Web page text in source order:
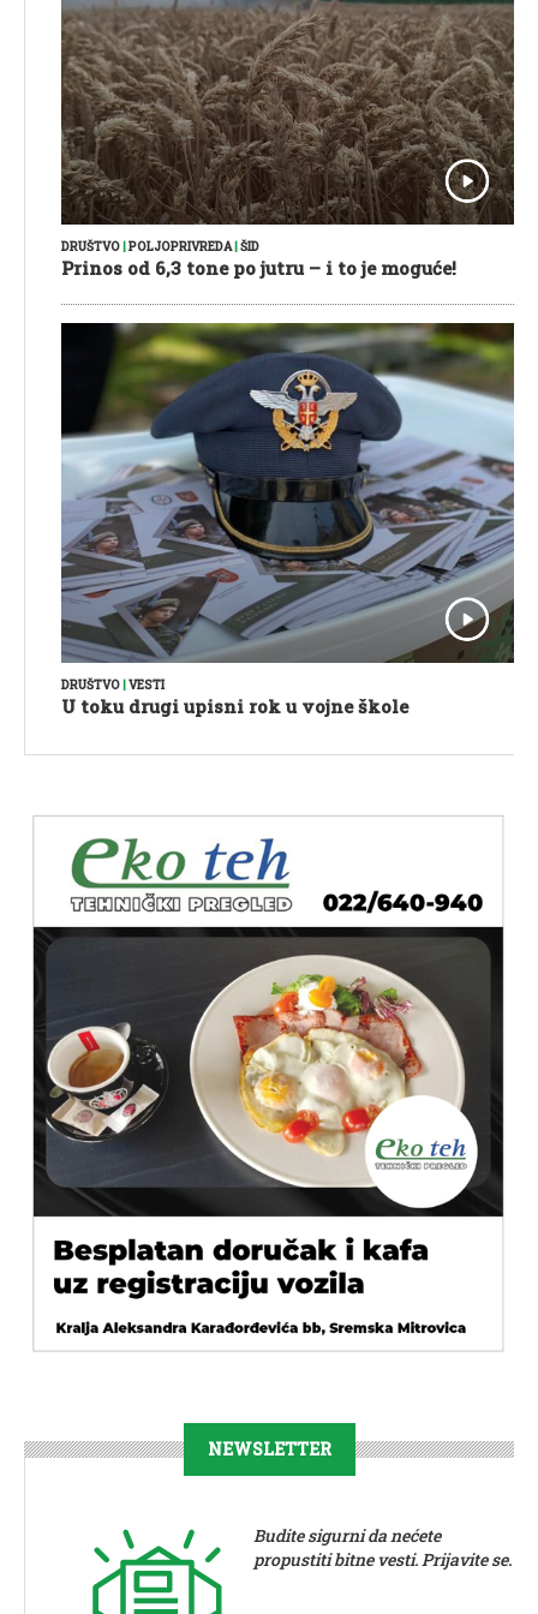
DRUŠTVO POLJOPRIVREDA| ŠID
Prinos od 6,3 tone po jutru – i to je moguće!
DRUŠTVO VESTI
U toku drugi upisni rok u vojne škole
NEWSLETTER
Budite sigurni da nećete
propustiti bitne vesti. Prijavite se.